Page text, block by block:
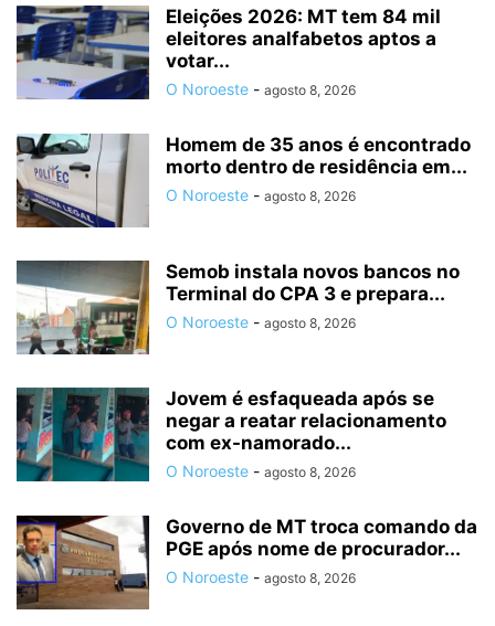
Eleições 2026: MT tem 84 mil
eleitores analfabetos aptos a
votar...
O Noroeste - agosto 8, 2026
Homem de 35 anos é encontrado
morto dentro de residência em...
O Noroeste - agosto 8, 2026
Semob instala novos bancos no
Terminal do CPA 3 e prepara...
O Noroeste - agosto 8, 2026
Jovem é esfaqueada após se
negar a reatar relacionamento
com ex-namorado...
O Noroeste - agosto 8, 2026
Governo de MT troca comando da
PGE após nome de procurador...
O Noroeste - agosto 8, 2026